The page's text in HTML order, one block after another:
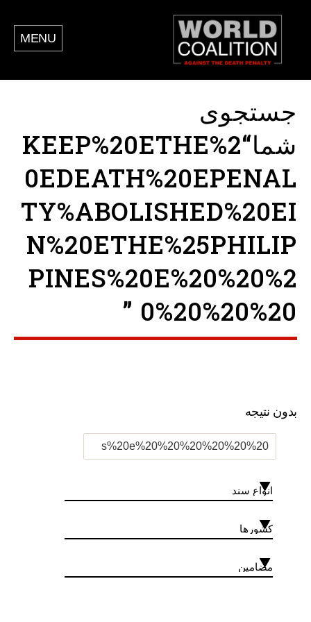
MENU
جستجوی
شما“KEEP%20ETHE%2
0EDEATH%20EPENAL
TY%ABOLISHED%20EI
N%20ETHE%25PHILIP
PINES%20E%20%20%2
0%20%20%20 ”
بدون نتیجه